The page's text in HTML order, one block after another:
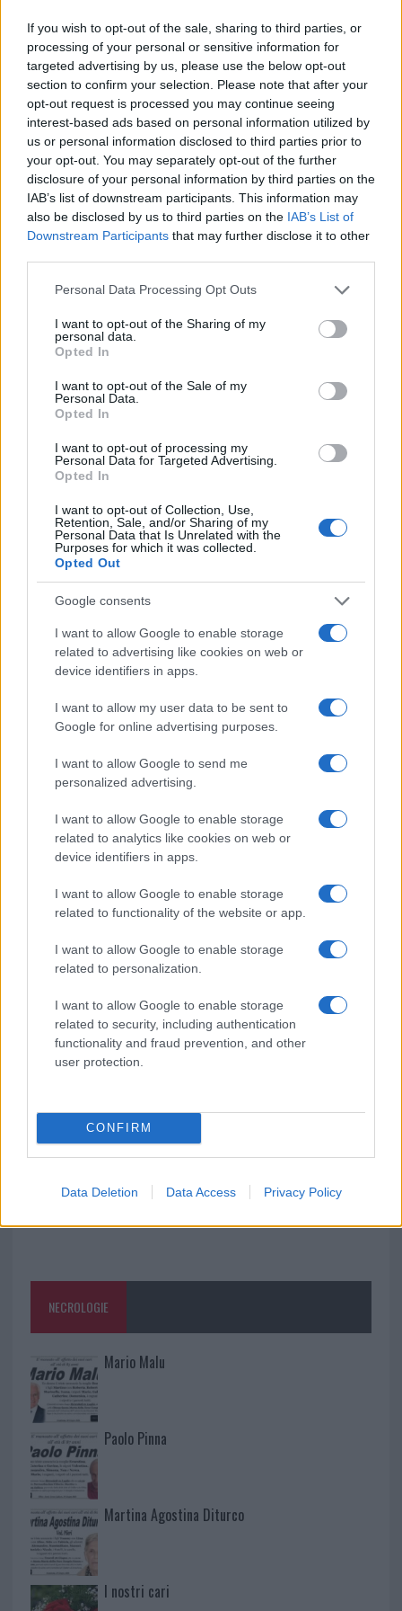
If you wish to opt-out of the sale, sharing to third parties, or
processing of your personal or sensitive information for
targeted advertising by us, please use the below opt-out
section to confirm your selection. Please note that after your
opt-out request is processed you may continue seeing
interest-based ads based on personal information utilized by
us or personal information disclosed to third parties prior to
your opt-out. You may separately opt-out of the further
disclosure of your personal information by third parties on the
IAB’s list of downstream participants. This information may
also be disclosed by us to third parties on the IAB’s List of
Downstream Participants that may further disclose it to other
Please note that this website/app uses one or more Google
not limited to your visit or usage behaviour. You may click to
grant or deny consent to Google and its third-party tags to
use your data for below specified purposes in below Google
consent section.
Personal Data Processing Opt Outs
I want to opt-out of the Sharing of my
personal data.
Opted In
I want to opt-out of the Sale of my
Personal Data.
Opted In
I want to opt-out of processing my
Personal Data for Targeted Advertising.
Opted In
I want to opt-out of Collection, Use,
Retention, Sale, and/or Sharing of my
Personal Data that Is Unrelated with the
Purposes for which it was collected.
Opted Out
Google consents
I want to allow Google to enable storage
related to advertising like cookies on web or
device identifiers in apps.
I want to allow my user data to be sent to
Google for online advertising purposes.
I want to allow Google to send me
personalized advertising.
I want to allow Google to enable storage
related to analytics like cookies on web or
device identifiers in apps.
I want to allow Google to enable storage
related to functionality of the website or app.
I want to allow Google to enable storage
related to personalization.
I want to allow Google to enable storage
related to security, including authentication
functionality and fraud prevention, and other
user protection.
CONFIRM
Data Deletion Data Access Privacy Policy
Inviaci le tue segnalazioni,
i tuoi video e le tue foto
Su WhatsApp al numero +39
345 356 7512
Ricevi le nostre ultime news
Condividi l'articolo
F
a
ce
b
o
o
k
T
w
it
te
r
Pi
n
te
re
st
W
at
s
A
p
p
S
a
re
Articolo precedente
Prossimo articolo
NOTIZIE RECENTI
Sangue, musica e solidarietà con Avis Olbia al
Meteo Olbia 9 agosto, temperature in calo
Salmo finisce in ospedale a Catania, ma il tour
va avanti: “Sicilia, ci sono”
Jovanotti, Gabry Ponte e Alfa: Olbia ombelico del
mondo per una notte
Giorgia Meloni a La Maddalena, la vicesindaco:
“Orgoglio e discrezione per visita privata̶…
Incendio nella notte a Olbia, a fuoco due furgoni
A fuoco un deposito con bombole, intervento dei
NECROLOGIE
Mario Malu
Paolo Pinna
Martina Agostina Diturco
I nostri cari